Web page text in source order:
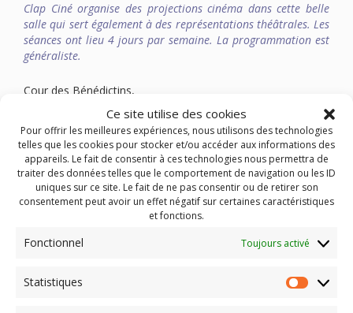
Ce site utilise des cookies
Pour offrir les meilleures expériences, nous utilisons des technologies
telles que les cookies pour stocker et/ou accéder aux informations des
appareils. Le fait de consentir à ces technologies nous permettra de
traiter des données telles que le comportement de navigation ou les ID
uniques sur ce site. Le fait de ne pas consentir ou de retirer son
consentement peut avoir un effet négatif sur certaines caractéristiques
et fonctions.
Fonctionnel Toujours activé
Statistiques
Clap Ciné organise des projections cinéma dans cette belle
salle qui sert également à des représentations théâtrales. Les
séances ont lieu 4 jours par semaine. La programmation est
généraliste.
Cour des Bénédictins,
03500 SAINT POURÇAIN SUR SIOULE
Téléphone : 04 70 45 44 65
Site internet
en savoir plus :Clap Ciné- SAINT POURÇAIN SUR
SIOULE